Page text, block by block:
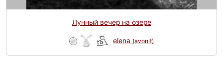
Лунный вечер на озере
elena (avonlt)